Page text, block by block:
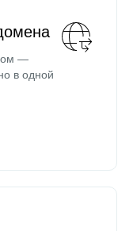
—
в одной